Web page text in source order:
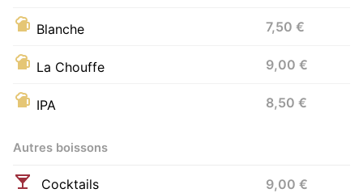
Blanche 7,50 €
La Chouffe 9,00 €
IPA 8,50 €
Autres boissons
Cocktails 9,00 €